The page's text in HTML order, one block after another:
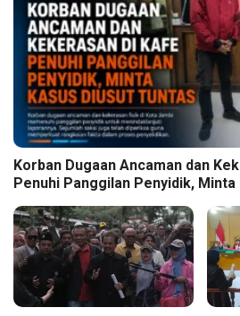
Korban Dugaan Ancaman dan
Penuhi Panggilan Penyidik,